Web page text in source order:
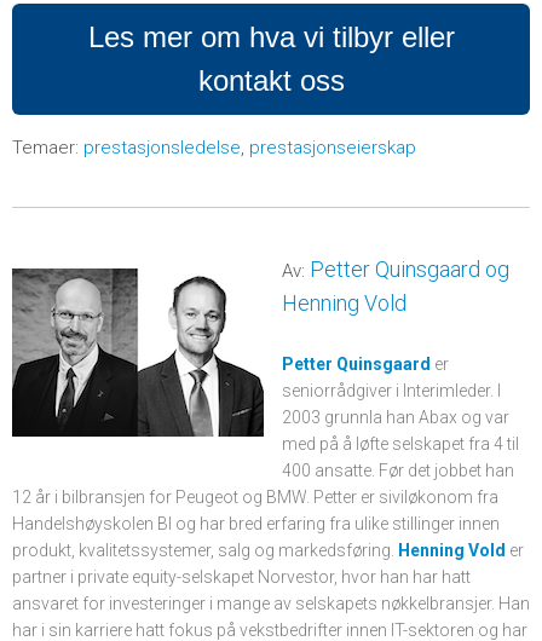
Les mer om hva vi tilbyr eller
kontakt oss
Temaer: prestasjonsledelse, prestasjonseierskap
Av: Petter Quinsgaard og
Henning Vold
Petter Quinsgaard er
seniorrådgiver i Interimleder. I
2003 grunnla han Abax og var
med på å løfte selskapet fra 4 til
400 ansatte. Før det jobbet han
12 år i bilbransjen for Peugeot og BMW. Petter er siviløkonom fra
Handelshøyskolen BI og har bred erfaring fra ulike stillinger innen
produkt, kvalitetssystemer, salg og markedsføring.
Henning Vold er
partner i private equity-selskapet Norvestor, hvor han har hatt
ansvaret for investeringer i mange av selskapets nøkkelbransjer. Han
har i sin karriere hatt fokus på vekstbedrifter innen IT-sektoren og har